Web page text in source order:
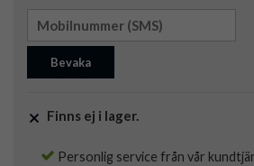
Bevaka
Finns ej i lager.
Personlig service från vår